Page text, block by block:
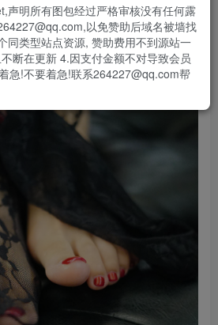
声明所有图包经过严格审核没有任何露
以免赞助后域名被墙找
同类型站点资源, 赞助费用不到源站一
断在更新 4.因支付金额不对导致会员
急!不要着急!联系264227@qq.com帮